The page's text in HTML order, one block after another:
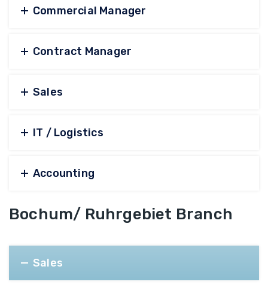
Commercial Manager
Contract Manager
Sales
IT / Logistics
Accounting
Bochum/ Ruhrgebiet Branch
Sales